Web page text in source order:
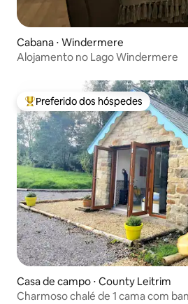
Cabana ⋅ Windermere
Alojamento no Lago Windermere
Entre os melhores preferidos dos
Preferido dos hóspedes
Casa de campo ⋅ County Leitrim
Charmoso chalé de 1 cama com